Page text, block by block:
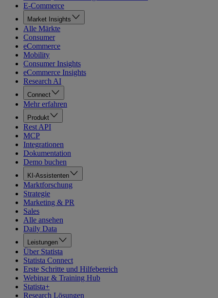
E-Commerce
Market Insights
Alle Märkte
Consumer
eCommerce
Mobility
Consumer Insights
eCommerce Insights
Research AI
Connect
Mehr erfahren
Produkt
Rest API
MCP
Integrationen
Dokumentation
Demo buchen
KI-Assistenten
Marktforschung
Strategie
Marketing & PR
Sales
Alle ansehen
Daily Data
Leistungen
Über Statista
Statista Connect
Erste Schritte und Hilfebereich
Webinar & Training Hub
Statista+
Research Lösungen